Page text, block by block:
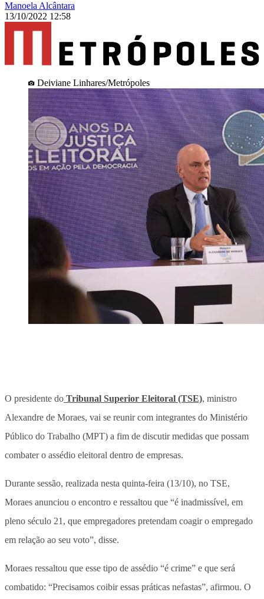
Manoela Alcântara
13/10/2022 12:58
Deiviane Linhares/Metrópoles
O presidente do Tribunal Superior Eleitoral (TSE), ministro
Alexandre de Moraes, vai se reunir com integrantes do Ministério
Público do Trabalho (MPT) a fim de discutir medidas que possam
combater o assédio eleitoral dentro de empresas.
Durante sessão, realizada nesta quinta-feira (13/10), no TSE,
Moraes anunciou o encontro e ressaltou que “é inadmissível, em
pleno século 21, que empregadores pretendam coagir o empregado
em relação ao seu voto”, disse.
Moraes ressaltou que esse tipo de assédio “é crime” e que será
combatido: “Precisamos coibir essas práticas nefastas”, afirmou. O